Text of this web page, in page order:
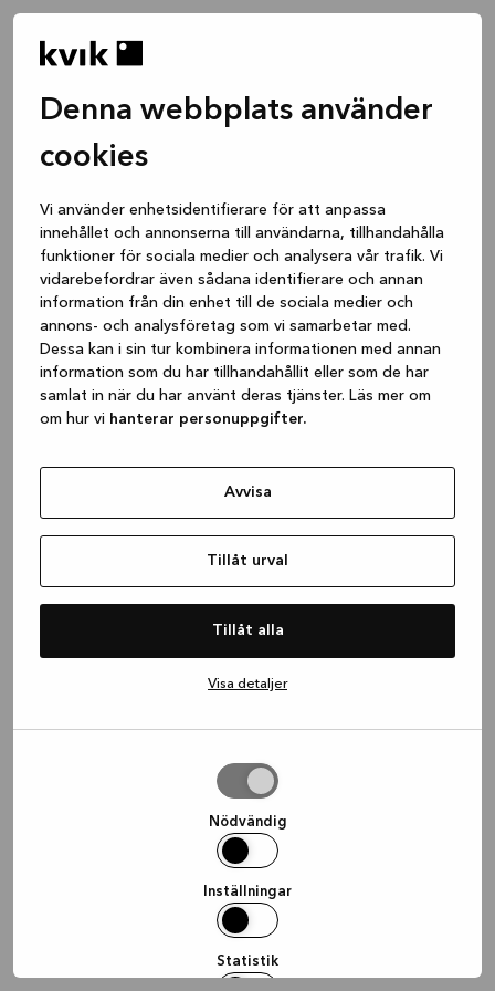
Denna webbplats använder
cookies
Vi använder enhetsidentifierare för att anpassa
innehållet och annonserna till användarna, tillhandahålla
funktioner för sociala medier och analysera vår trafik. Vi
vidarebefordrar även sådana identifierare och annan
information från din enhet till de sociala medier och
annons- och analysföretag som vi samarbetar med.
Dessa kan i sin tur kombinera informationen med annan
information som du har tillhandahållit eller som de har
samlat in när du har använt deras tjänster. Läs mer om
om hur vi hanterar personuppgifter.
Avvisa
Tillåt urval
Tillåt alla
Visa detaljer
Nödvändig
Inställningar
Statistik
(see the browser console for more
information).